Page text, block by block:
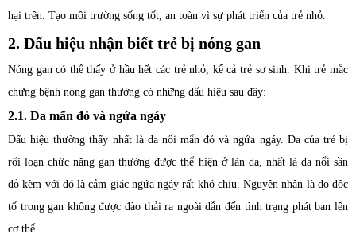
hại trên. Tạo môi trường sống tốt, an toàn vì sự phát triển của trẻ nhỏ.
2. Dấu hiệu nhận biết trẻ bị nóng gan
Nóng gan có thể thấy ở hầu hết các trẻ nhỏ, kể cả trẻ sơ sinh. Khi trẻ mắc
chứng bệnh nóng gan thường có những dấu hiệu sau đây:
2.1. Da mẩn đỏ và ngứa ngáy
Dấu hiệu thường thấy nhất là da nổi mẩn đỏ và ngứa ngáy. Da của trẻ bị
rối loạn chức năng gan thường được thể hiện ở làn da, nhất là da nổi sần
đỏ kèm với đó là cảm giác ngứa ngáy rất khó chịu. Nguyên nhân là do độc
tố trong gan không được đào thải ra ngoài dẫn đến tình trạng phát ban lên
cơ thể.